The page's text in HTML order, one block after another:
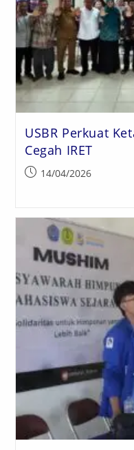
USBR Perkuat
Cegah IRET
14/04/2026